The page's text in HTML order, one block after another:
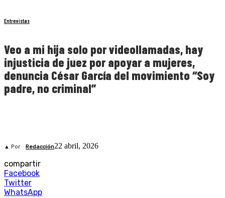
Entrevistas
Veo a mi hija solo por videollamadas, hay
injusticia de juez por apoyar a mujeres,
denuncia César García del movimiento “Soy
padre, no criminal”
▲ Por Redacción22 abril, 2026
compartir
Facebook
Twitter
WhatsApp